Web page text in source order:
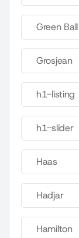
Green Ball
Grosjean
h1-listing
h1-slider
Haas
Hadjar
Hamilton